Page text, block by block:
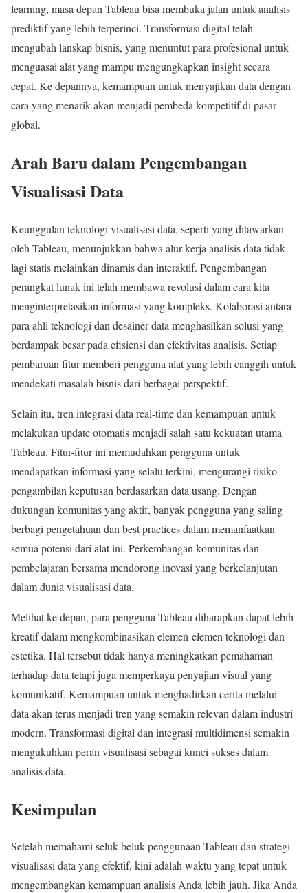
learning, masa depan Tableau bisa membuka jalan untuk analisis
prediktif yang lebih terperinci. Transformasi digital telah
mengubah lanskap bisnis, yang menuntut para profesional untuk
menguasai alat yang mampu mengungkapkan insight secara
cepat. Ke depannya, kemampuan untuk menyajikan data dengan
cara yang menarik akan menjadi pembeda kompetitif di pasar
global.
Arah Baru dalam Pengembangan
Visualisasi Data
Keunggulan teknologi visualisasi data, seperti yang ditawarkan
oleh Tableau, menunjukkan bahwa alur kerja analisis data tidak
lagi statis melainkan dinamis dan interaktif. Pengembangan
perangkat lunak ini telah membawa revolusi dalam cara kita
menginterpretasikan informasi yang kompleks. Kolaborasi antara
para ahli teknologi dan desainer data menghasilkan solusi yang
berdampak besar pada efisiensi dan efektivitas analisis. Setiap
pembaruan fitur memberi pengguna alat yang lebih canggih untuk
mendekati masalah bisnis dari berbagai perspektif.
Selain itu, tren integrasi data real-time dan kemampuan untuk
melakukan update otomatis menjadi salah satu kekuatan utama
Tableau. Fitur-fitur ini memudahkan pengguna untuk
mendapatkan informasi yang selalu terkini, mengurangi risiko
pengambilan keputusan berdasarkan data usang. Dengan
dukungan komunitas yang aktif, banyak pengguna yang saling
berbagi pengetahuan dan best practices dalam memanfaatkan
semua potensi dari alat ini. Perkembangan komunitas dan
pembelajaran bersama mendorong inovasi yang berkelanjutan
dalam dunia visualisasi data.
Melihat ke depan, para pengguna Tableau diharapkan dapat lebih
kreatif dalam mengkombinasikan elemen-elemen teknologi dan
estetika. Hal tersebut tidak hanya meningkatkan pemahaman
terhadap data tetapi juga memperkaya penyajian visual yang
komunikatif. Kemampuan untuk menghadirkan cerita melalui
data akan terus menjadi tren yang semakin relevan dalam industri
modern. Transformasi digital dan integrasi multidimensi semakin
mengukuhkan peran visualisasi sebagai kunci sukses dalam
analisis data.
Kesimpulan
Setelah memahami seluk-beluk penggunaan Tableau dan strategi
visualisasi data yang efektif, kini adalah waktu yang tepat untuk
mengembangkan kemampuan analisis Anda lebih jauh. Jika Anda